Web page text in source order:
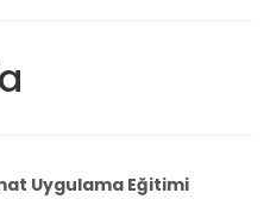
Uygulama Eğitimi